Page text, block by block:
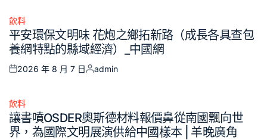
Posted
in
飲料
平安環保文明味 花炮之鄉拓新路（成長各具查包
養網特點的縣域經濟）_中國網
Posted
2026 年 8 月 7 日
Posted
admin
Posted
in
飲料
讓書噴OSDER奧斯德材料報價鼻從南國飄向世
界，為國際文明展演供給中國樣本 | 羊晚廣角